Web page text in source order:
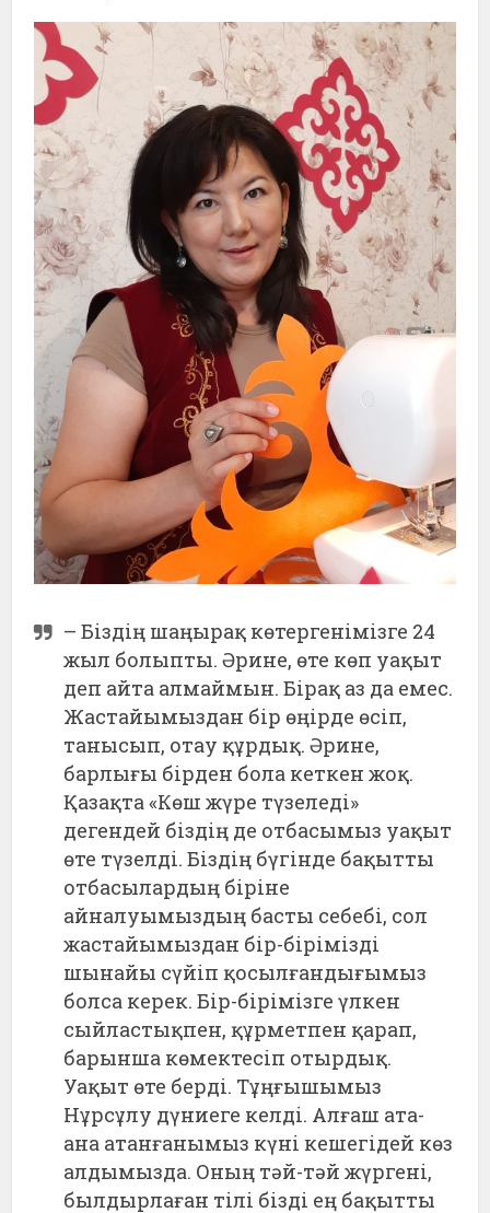
– Біздің шаңырақ көтергенімізге 24
жыл болыпты. Әрине, өте көп уақыт
деп айта алмаймын. Бірақ аз да емес.
Жастайымыздан бір өңірде өсіп,
танысып, отау құрдық. Әрине,
барлығы бірден бола кеткен жоқ.
Қазақта «Көш жүре түзеледі»
дегендей біздің де отбасымыз уақыт
өте түзелді. Біздің бүгінде бақытты
отбасылардың біріне
айналуымыздың басты себебі, сол
жастайымыздан бір-бірімізді
шынайы сүйіп қосылғандығымыз
болса керек. Бір-бірімізге үлкен
сыйластықпен, құрметпен қарап,
барынша көмектесіп отырдық.
Уақыт өте берді. Тұңғышымыз
Нұрсұлу дүниеге келді. Алғаш ата-
ана атанғанымыз күні кешегідей көз
алдымызда. Оның тәй-тәй жүргені,
былдырлаған тілі бізді ең бақытты